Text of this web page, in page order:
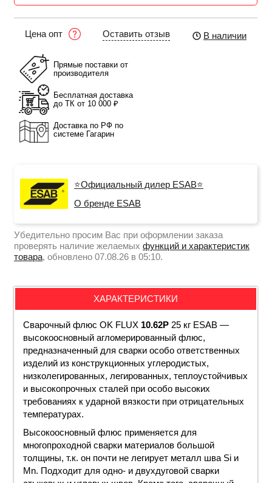
Цена опт Оставить отзыв В наличии
Прямые поставки от
производителя
Бесплатная доставка
до ТК от 10 000 ₽
Доставка по РФ по
системе Гагарин
⭐Официальный дилер ESAB⭐
О бренде ESAB
Убедительно просим Вас при оформлении заказа
проверять наличие желаемых функций и характеристик
товара, обновлено 07.08.26 в 05:10.
ХАРАКТЕРИСТИКИ
Сварочный флюс OK FLUX 10.62Р 25 кг ESAB —
высокоосновный агломерированный флюс,
предназначенный для сварки особо ответственных
изделий из конструкционных углеродистых,
низколегированных, легированных, теплоустойчивых
и высокопрочных сталей при особо высоких
требованиях к ударной вязкости при отрицательных
температурах.
Высокоосновный флюс применяется для
многопроходной сварки материалов большой
толщины, т.к. он почти не легирует металл шва Si и
Mn. Подходит для одно- и двухдуговой сварки